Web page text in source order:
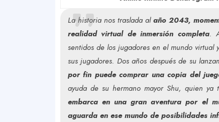
La historia nos traslada alaño 2043,
realidad virtual de inmersión completa.
sentidos de los jugadores en el mundo
sus jugadores. Dos años después de su
por fin puede comprar una copia del
ayuda de su hermano mayor Shu, quien ya
embarca en una gran aventura por el
aguarda en ese mundo de posibilidades